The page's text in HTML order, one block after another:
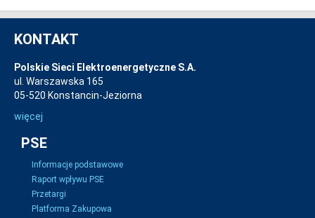
KONTAKT
Polskie Sieci Elektroenergetyczne S.A.
ul. Warszawska 165
05-520 Konstancin-Jeziorna
więcej
PSE
Informacje podstawowe
Raport wpływu PSE
Przetargi
Platforma Zakupowa